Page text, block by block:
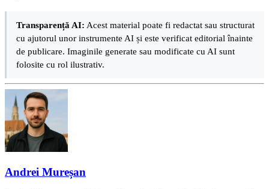
Transparență AI: Acest material poate fi redactat sau structurat
cu ajutorul unor instrumente AI și este verificat editorial înainte
de publicare. Imaginile generate sau modificate cu AI sunt
folosite cu rol ilustrativ.
Andrei Mureșan